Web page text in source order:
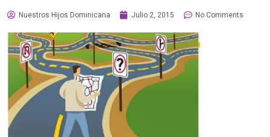
Nuestros Hijos Dominicana Julio 2, 2015 No Comments